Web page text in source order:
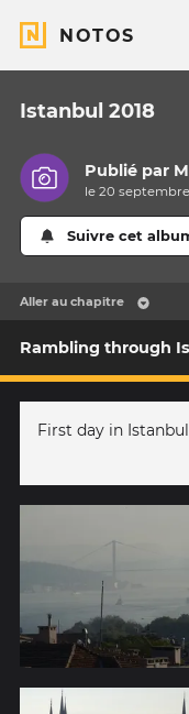
NOTOS
Istanbul 2018
Publié par
le 20
Suivre cet
Aller au chapitre
Rambling through
First day in Istanbul